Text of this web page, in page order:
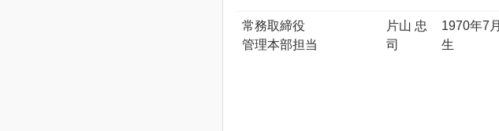
常務取締役
管理本部担当
片山 忠
司
1970年7
生